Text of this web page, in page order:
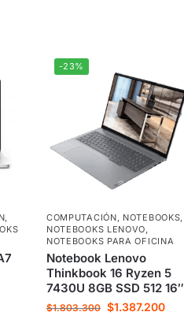
,
-23%
COMPUTACIÓN, NOTEBOOKS,
NOTEBOOKS LENOVO,
NOTEBOOKS PARA OFICINA
Notebook Lenovo
Thinkbook 16 Ryzen 5
7430U 8GB SSD 512 16″
$1.803.300 $1.387.200